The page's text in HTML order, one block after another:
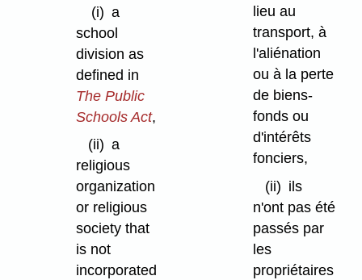
(i) a
school
division as
defined in
The Public
Schools Act,
(ii) a
religious
organization
or religious
society that
is not
incorporated
lieu au
transport, à
l'aliénation
ou à la perte
de biens-
fonds ou
d'intérêts
fonciers,
(ii) ils
n'ont pas été
passés par
les
propriétaires